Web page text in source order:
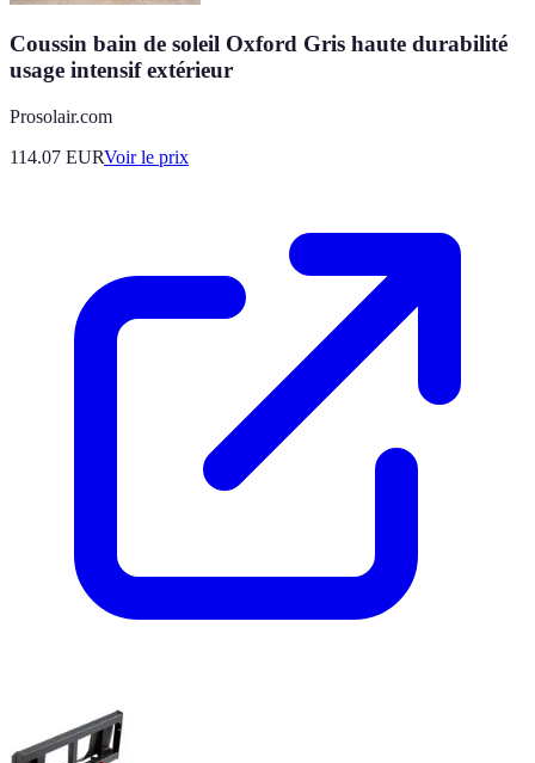
Coussin bain de soleil Oxford Gris haute durabilité
usage intensif extérieur
Prosolair.com
114.07 EURVoir le prix